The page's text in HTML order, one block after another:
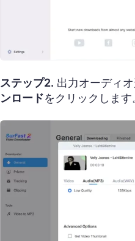
ステップ2. 出力オーディ
ンロードをクリックします